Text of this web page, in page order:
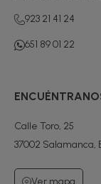
923 21 41 24
651 89 01 22
Calle Toro, 25
37002 Salamanca,
Ver mapa